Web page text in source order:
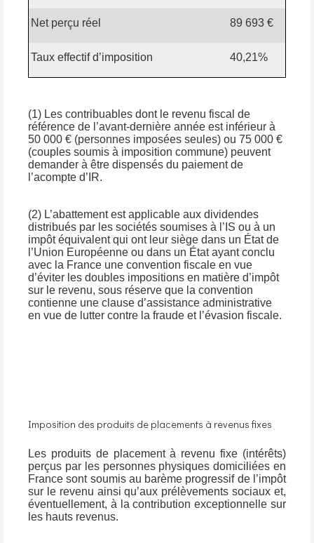
Net perçu réel 89 693 €
Taux effectif d’imposition 40,21%
(1) Les contribuables dont le revenu fiscal de
référence de l’avant-dernière année est inférieur à
50 000 € (personnes imposées seules) ou 75 000 €
(couples soumis à imposition commune) peuvent
demander à être dispensés du paiement de
l’acompte d’IR.
(2) L’abattement est applicable aux dividendes
distribués par les sociétés soumises à l’IS ou à un
impôt équivalent qui ont leur siège dans un État de
l’Union Européenne ou dans un État ayant conclu
avec la France une convention fiscale en vue
d’éviter les doubles impositions en matière d’impôt
sur le revenu, sous réserve que la convention
contienne une clause d’assistance administrative
en vue de lutter contre la fraude et l’évasion fiscale.
Imposition des produits de placements à revenus fixes
Les produits de placement à revenu fixe (intérêts)
perçus par les personnes physiques domiciliées en
France sont soumis au barème progressif de l’impôt
sur le revenu ainsi qu’aux prélèvements sociaux et,
éventuellement, à la contribution exceptionnelle sur
les hauts revenus.